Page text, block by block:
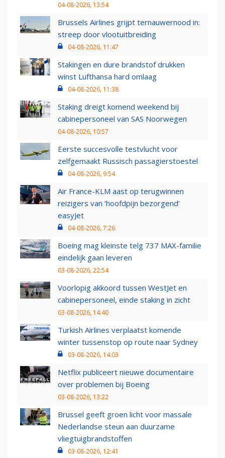
04-08-2026, 13:54
Brussels Airlines grijpt ternauwernood in:
streep door vlootuitbreiding
04-08-2026, 11:47
Stakingen en dure brandstof drukken
winst Lufthansa hard omlaag
04-08-2026, 11:38
Staking dreigt komend weekend bij
cabinepersoneel van SAS Noorwegen
04-08-2026, 10:57
Eerste succesvolle testvlucht voor
zelfgemaakt Russisch passagierstoestel
04-08-2026, 9:54
Air France-KLM aast op terugwinnen
reizigers van ‘hoofdpijn bezorgend’
easyJet
04-08-2026, 7:26
Boeing mag kleinste telg 737 MAX-familie
eindelijk gaan leveren
03-08-2026, 22:54
Voorlopig akkoord tussen WestJet en
cabinepersoneel, einde staking in zicht
03-08-2026, 14:40
Turkish Airlines verplaatst komende
winter tussenstop op route naar Sydney
03-08-2026, 14:03
Netflix publiceert nieuwe documentaire
over problemen bij Boeing
03-08-2026, 13:22
Brussel geeft groen licht voor massale
Nederlandse steun aan duurzame
vliegtuigbrandstoffen
03-08-2026, 12:41